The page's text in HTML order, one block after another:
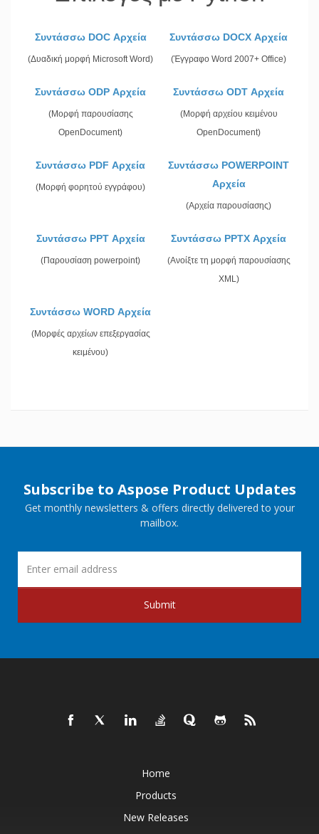
Συντάσσω DOC Αρχεία
(Δυαδική μορφή Microsoft Word)
Συντάσσω DOCX Αρχεία
(Έγγραφο Word 2007+ Office)
Συντάσσω ODP Αρχεία
(Μορφή παρουσίασης
OpenDocument)
Συντάσσω ODT Αρχεία
(Μορφή αρχείου κειμένου
OpenDocument)
Συντάσσω PDF Αρχεία
(Μορφή φορητού εγγράφου)
Συντάσσω POWERPOINT
Αρχεία
(Αρχεία παρουσίασης)
Συντάσσω PPT Αρχεία
(Παρουσίαση powerpoint)
Συντάσσω PPTX Αρχεία
(Ανοίξτε τη μορφή παρουσίασης
XML)
Συντάσσω WORD Αρχεία
(Μορφές αρχείων επεξεργασίας
κειμένου)
Subscribe to Aspose Product Updates
Get monthly newsletters & offers directly delivered to your
mailbox.
Submit
Home
Products
New Releases